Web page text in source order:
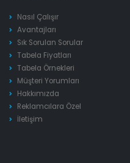
Nasıl Çalışır
Avantajları
Sık Sorulan Sorular
Tabela Fiyatları
Tabela Örnekleri
Müşteri Yorumları
Hakkımızda
Reklamcılara Özel
İletişim